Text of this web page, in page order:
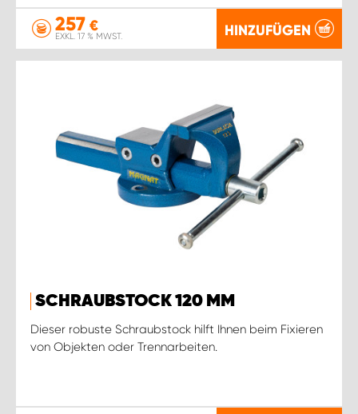
257 €
EXKL. 17 % MWST. HINZUFÜGEN
SCHRAUBSTOCK 120 MM
Dieser robuste Schraubstock hilft Ihnen beim Fixieren
von Objekten oder Trennarbeiten.